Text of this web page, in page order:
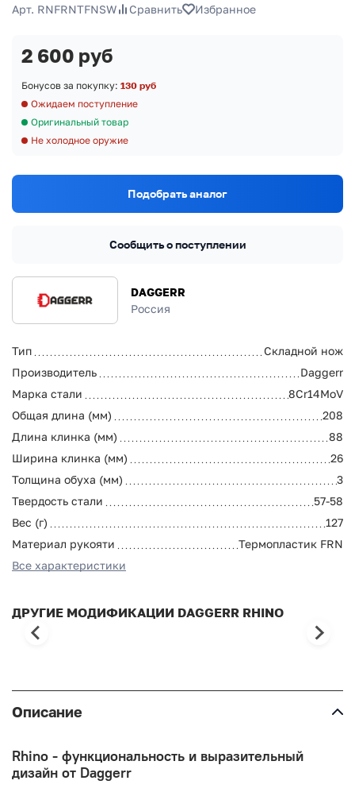
Арт. RNFRNTFNSW Сравнить Избранное
DAGGERR
Россия
Тип
Складной нож
Производитель
Daggerr
Марка стали
8Cr14MoV
Общая длина (мм)
208
Длина клинка (мм)
88
Ширина клинка (мм)
26
Толщина обуха (мм)
3
Твердость стали
57-58
Вес (г)
127
Материал рукояти
Термопластик FRN
Все характеристики
2 600 руб
Бонусов за покупку: 130 руб
Ожидаем поступление
Оригинальный товар
Не холодное оружие
Подобрать аналог
Сообщить о поступлении
ДРУГИЕ МОДИФИКАЦИИ DAGGERR RHINO
Описание
Rhino - функциональность и выразительный
дизайн от Daggerr